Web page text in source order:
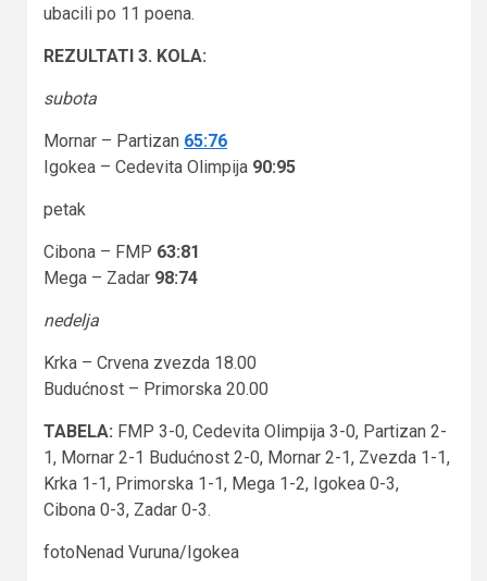
ubacili po 11 poena.
REZULTATI 3. KOLA:
subota
Mornar – Partizan 65:76
Igokea – Cedevita Olimpija 90:95
petak
Cibona – FMP 63:81
Mega – Zadar 98:74
nedelja
Krka – Crvena zvezda 18.00
Budućnost – Primorska 20.00
TABELA: FMP 3-0, Cedevita Olimpija 3-0, Partizan 2-
1, Mornar 2-1 Budućnost 2-0, Mornar 2-1, Zvezda 1-1,
Krka 1-1, Primorska 1-1, Mega 1-2, Igokea 0-3,
Cibona 0-3, Zadar 0-3.
fotoNenad Vuruna/Igokea